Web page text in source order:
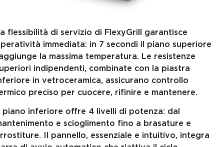
flessibilità di servizio di FlexyGrill garantisce
immediata: in 7 secondi il piano superiore
la massima temperatura. Le resistenze
indipendenti, combinate con la piastra
in vetroceramica, assicurano controllo
preciso per cuocere, rifinire e mantenere.
piano inferiore offre 4 livelli di potenza: dal
e scioglimento fino a brasature e
Il pannello, essenziale e intuitivo, integra